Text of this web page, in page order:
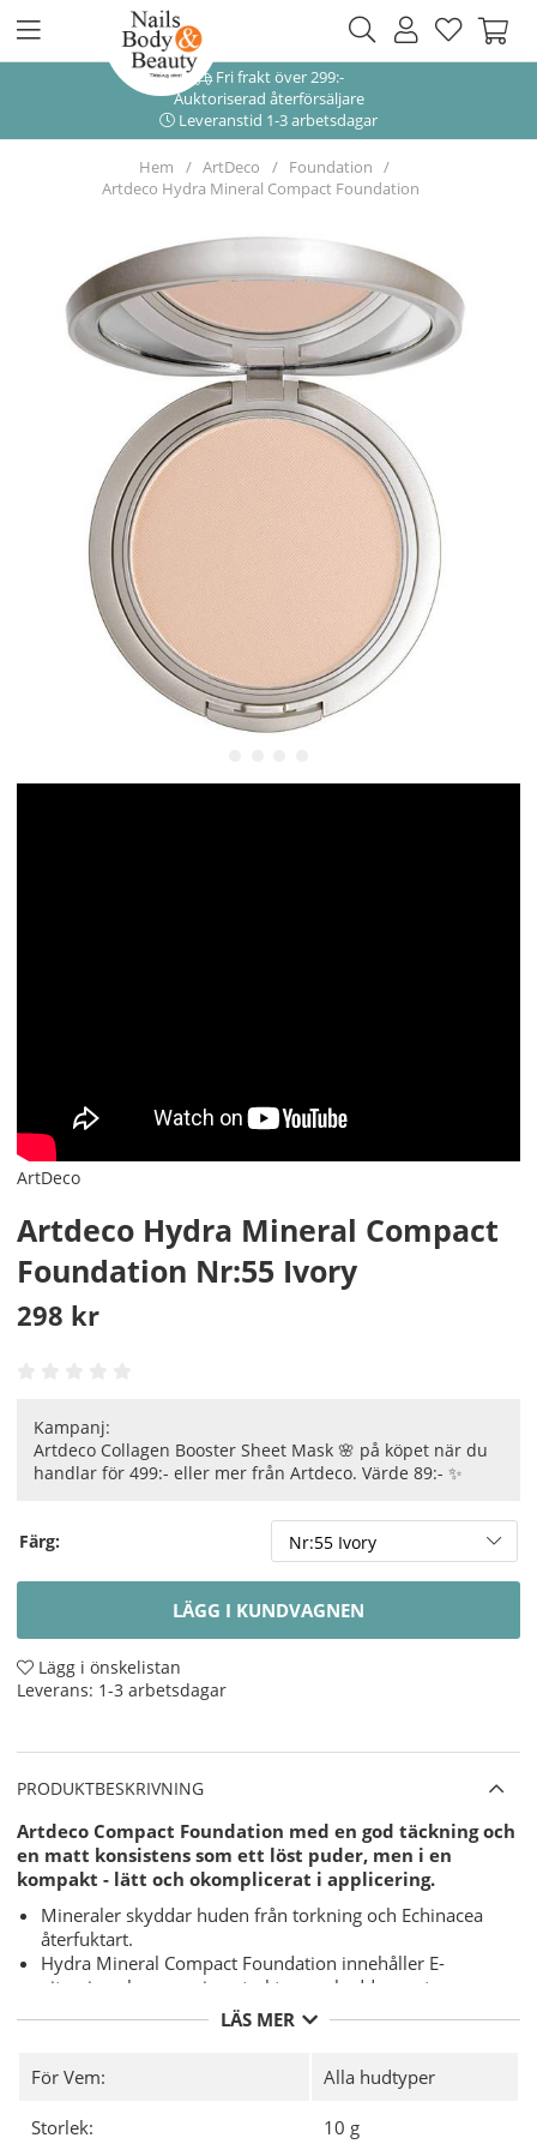
Fri frakt över 299:-
Auktoriserad återförsäljare
Leveranstid 1-3 arbetsdagar
Hem ArtDeco
Foundation
Artdeco Hydra Mineral Compact Foundation
ArtDeco
Artdeco Hydra Mineral Compact
Foundation Nr:55 Ivory
298 kr
Kampanj:
Artdeco Collagen Booster Sheet Mask 🌸 på köpet när du
handlar för 499:- eller mer från Artdeco. Värde 89:- ✨
Färg:
LÄGG I KUNDVAGNEN
Lägg i önskelistan
Leverans: 1-3 arbetsdagar
PRODUKTBESKRIVNING
Artdeco Compact Foundation med en god täckning och
en matt konsistens som ett löst puder, men i en
kompakt - lätt och okomplicerat i applicering.
Mineraler skyddar huden från torkning och Echinacea
återfuktart.
Hydra Mineral Compact Foundation innehåller E-
vitamin och rosmarin extrakt som skyddar mot
negativa miljöpåverkan såsom fria radikaler och
Silikon och doft fri.
Användning
- Applicera tunt med den medföljande
LÄS MER
För Vem: Alla hudtyper
Storlek: 10 g